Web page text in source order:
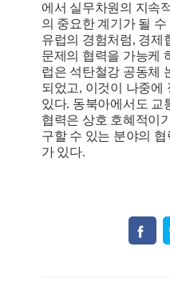
에서 실무차원의 지속
의 중요한 계기가 될 수
유럽의 경험처럼, 경제
문제의 협력을 가능케
럽은 석탄철강 공동체
되었고, 이것이 나중에
있다. 동북아에서도 교
협력은 상호 호혜적이
구할 수 있는 분야의
가 있다.